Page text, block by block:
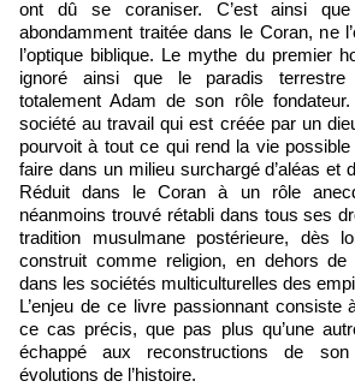
ont dû se coraniser. C’est ainsi que
abondamment traitée dans le Coran, ne
l’optique biblique. Le mythe du premier
ignoré ainsi que le paradis terrestre
totalement Adam de son rôle fondateur.
société au travail qui est créée par un
pourvoit à tout ce qui rend la vie
faire dans un milieu surchargé d’aléas et
Réduit dans le Coran à un rôle
néanmoins trouvé rétabli dans tous ses
tradition musulmane postérieure, dès
construit comme religion, en dehors de
dans les sociétés multiculturelles des
L’enjeu de ce livre passionnant consiste
ce cas précis, que pas plus qu’une
échappé aux reconstructions de
évolutions de l’histoire.